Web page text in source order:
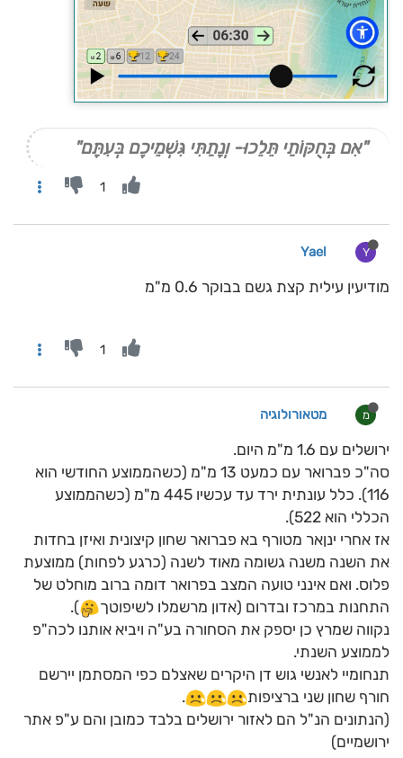
"אִם בְּחֻקּוֹתַי תֵּלֵכוּ- וְנָתַתִּי גִּשְׁמֵיכֶם בְּעִתָּם"
1
Y
Yael
מודיעין עילית קצת גשם בבוקר 0.6 מ"מ
1
מ מטאורולוגיה
ירושלים עם 1.6 מ"מ היום.
סה"כ פברואר עם כמעט 13 מ"מ (כשהממוצע החודשי הוא
116). כלל עונתית ירד עד עכשיו 445 מ"מ (כשהממוצע
הכללי הוא 522).
אז אחרי ינןאר מטורף בא פברואר שחון קיצונית ואיזן בחדות
את השנה משנה גשומה מאוד לשנה (כרגע לפחות) ממוצעת
פלוס. ואם אינני טועה המצב בפרואר דומה ברוב מוחלט של
התחנות במרכז ובדרום (אדון מרשמלו לשיפוטך
).
נקווה שמרץ כן יספק את הסחורה בע"ה ויביא אותנו לכה"פ
לממוצע השנתי.
תנחומיי לאנשי גוש דן היקרים שאצלם כפי המסתמן יירשם
חורף שחון שני ברציפות
.
(הנתונים הנ"ל הם לאזור ירושלים בלבד כמובן והם ע"פ אתר
ירושמיים)